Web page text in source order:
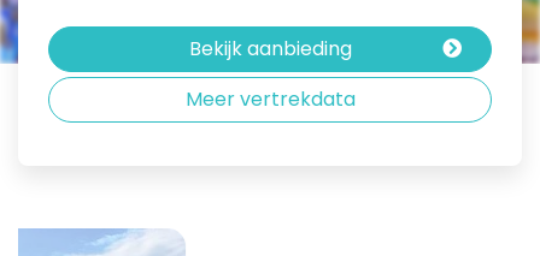
Bekijk aanbieding
Meer vertrekdata